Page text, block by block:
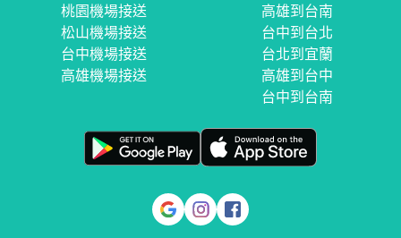
桃園機場接送
松山機場接送
台中機場接送
高雄機場接送
高雄到台南
台中到台北
台北到宜蘭
高雄到台中
台中到台南